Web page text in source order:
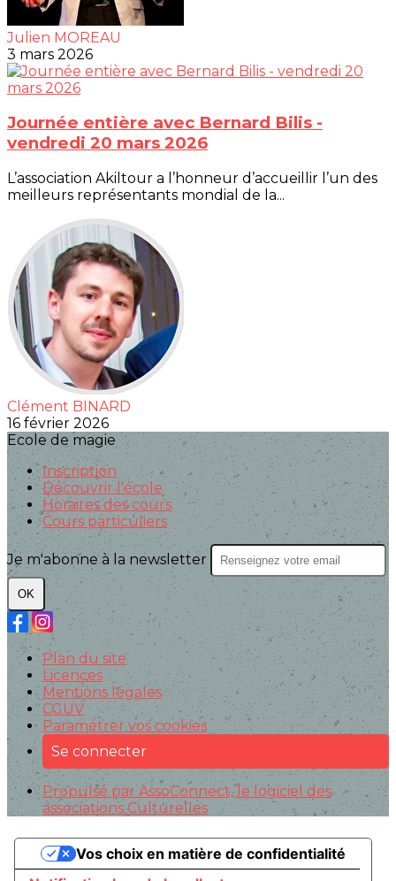
Julien MOREAU
3 mars 2026
Journée entière avec Bernard Bilis -
vendredi 20 mars 2026
L’association Akiltour a l’honneur d’accueillir l’un des
meilleurs représentants mondial de la...
Clément BINARD
16 février 2026
Ecole de magie
Inscription
Découvrir l'école
Horaires des cours
Cours particuliers
Je m'abonne à la newsletter
OK
Plan du site
Licences
Mentions légales
CGUV
Paramétrer vos cookies
Se connecter
Propulsé par AssoConnect, le logiciel des
associations Culturelles
Vos choix en matière de confidentialité